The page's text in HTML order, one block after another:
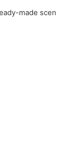
made scen